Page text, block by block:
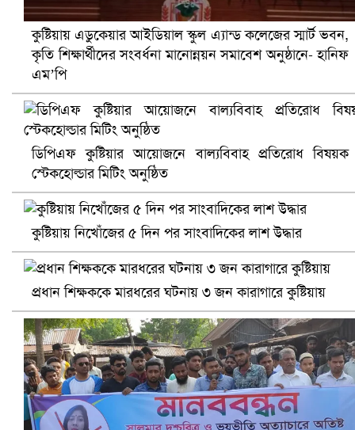
খুলনায় বিএনপি অফিসে গুলি-বোমা হামলা, নিহত ১
প্রোটিয়াদের হারিয়ে বিশ্বকাপের শিরোপা ঘরে তুলল ভারত
কুষ্টিয়ায় এডুকেয়ার আইডিয়াল স্কুল এ্যান্ড কলেজের স্মার্ট ভবন,
কৃতি শিক্ষার্থীদের সংবর্ধনা মানোন্নয়ন সমাবেশ অনুষ্ঠানে- হানিফ
এম’পি
ডিপিএফ কুষ্টিয়ার আয়োজনে বাল্যবিবাহ প্রতিরোধ বিষয়ক
স্টেকহোল্ডার মিটিং অনুষ্ঠিত
কুষ্টিয়ায় নিখোঁজের ৫ দিন পর সাংবাদিকের লাশ উদ্ধার
প্রধান শিক্ষককে মারধরের ঘটনায় ৩ জন কারাগারে কুষ্টিয়ায়